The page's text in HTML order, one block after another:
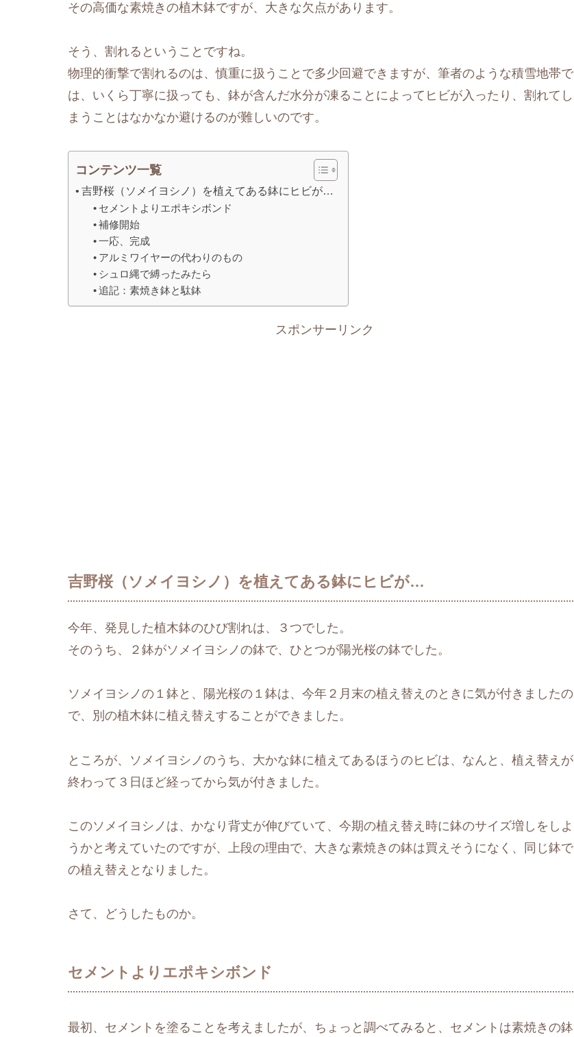
その高価な素焼きの植木鉢ですが、大きな欠点があります。
そう、割れるということですね。
物理的衝撃で割れるのは、慎重に扱うことで多少回避できますが、筆者のような積雪地帯で
は、いくら丁寧に扱っても、鉢が含んだ水分が凍ることによってヒビが入ったり、割れてし
まうことはなかなか避けるのが難しいのです。
コンテンツ一覧
吉野桜（ソメイヨシノ）を植えてある鉢にヒビが…
セメントよりエポキシボンド
補修開始
一応、完成
アルミワイヤーの代わりのもの
シュロ縄で縛ったみたら
追記：素焼き鉢と駄鉢
スポンサーリンク
吉野桜（ソメイヨシノ）を植えてある鉢にヒビが…
今年、発見した植木鉢のひび割れは、３つでした。
そのうち、２鉢がソメイヨシノの鉢で、ひとつが陽光桜の鉢でした。
ソメイヨシノの１鉢と、陽光桜の１鉢は、今年２月末の植え替えのときに気が付きましたの
で、別の植木鉢に植え替えすることができました。
ところが、ソメイヨシノのうち、大かな鉢に植えてあるほうのヒビは、なんと、植え替えが
終わって３日ほど経ってから気が付きました。
このソメイヨシノは、かなり背丈が伸びていて、今期の植え替え時に鉢のサイズ増しをしよ
うかと考えていたのですが、上段の理由で、大きな素焼きの鉢は買えそうになく、同じ鉢で
の植え替えとなりました。
さて、どうしたものか。
セメントよりエポキシボンド
最初、セメントを塗ることを考えましたが、ちょっと調べてみると、セメントは素焼きの鉢